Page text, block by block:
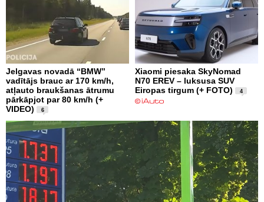
Jelgavas novadā “BMW”
vadītājs brauc ar 170 km/h,
atļauto braukšanas ātrumu
pārkāpjot par 80 km/h (+
VIDEO)
6
Xiaomi piesaka SkyNomad
N70 EREV – luksusa SUV
Eiropas tirgum (+ FOTO)
4